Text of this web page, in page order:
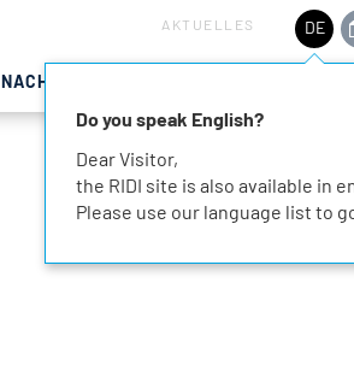
AKTUELLES DE
NACHHALTIGKEIT
Do you speak English?
Dear Visitor,
the RIDI site is also available in
Please use our language list to